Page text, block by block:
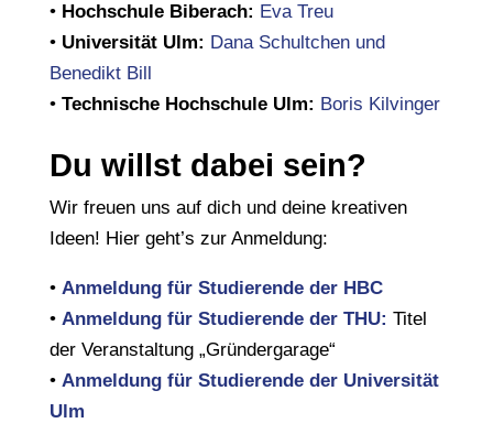
• Hochschule Biberach: Eva Treu
• Universität Ulm: Dana Schultchen und
Benedikt Bill
• Technische Hochschule Ulm: Boris Kilvinger
Du willst dabei sein?
Wir freuen uns auf dich und deine kreativen
Ideen! Hier geht’s zur Anmeldung:
• Anmeldung für Studierende der HBC
• Anmeldung für Studierende der THU: Titel
der Veranstaltung „Gründergarage“
• Anmeldung für Studierende der Universität
Ulm